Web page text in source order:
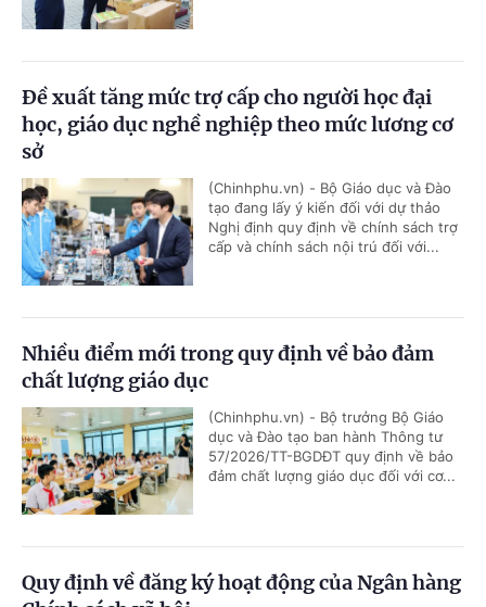
Đề xuất tăng mức trợ cấp cho người học đại
học, giáo dục nghề nghiệp theo mức lương cơ
sở
(Chinhphu.vn) - Bộ Giáo dục và Đào
tạo đang lấy ý kiến đối với dự thảo
Nghị định quy định về chính sách trợ
cấp và chính sách nội trú đối với...
Nhiều điểm mới trong quy định về bảo đảm
chất lượng giáo dục
(Chinhphu.vn) - Bộ trưởng Bộ Giáo
dục và Đào tạo ban hành Thông tư
57/2026/TT-BGDĐT quy định về bảo
đảm chất lượng giáo dục đối với cơ...
Quy định về đăng ký hoạt động của Ngân hàng